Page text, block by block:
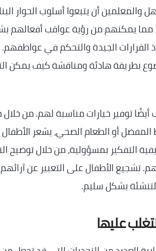
والمعلمين أن يتبعوا أسلوب الحوار
مما يمكنهم من رؤية عواقب أفعالهم
القرارات الجيدة والتحكم في
بطريقة هادئة ومناقشة كيف يمكن
أيضًا توفير خيارات مناسبة لهم. من
أو الطعام الصحي، يشعر الأطفال
التفكير بمسؤولية، من خلال توضيح
تشجيع الأطفال على التعبير عن
بشكل سليم.
عليها